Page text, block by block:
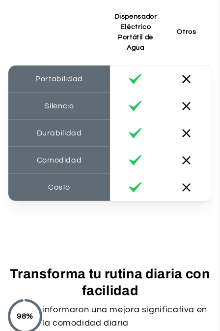
Dispensador
Eléctrico
Portátil de
Agua
Otros
Portabilidad
Silencio
Durabilidad
Comodidad
Costo
Transforma tu rutina diaria con
facilidad
98%
informaron una mejora significativa en
la comodidad diaria